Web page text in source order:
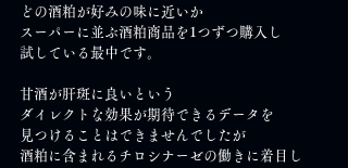
どの酒粕が好みの味に近いか
スーパーに並ぶ酒粕商品を1つずつ購入し
試している最中です。
甘酒が肝斑に良いという
ダイレクトな効果が期待できるデータを
見つけることはできませんでしたが
酒粕に含まれるチロシナーゼの働きに着目し